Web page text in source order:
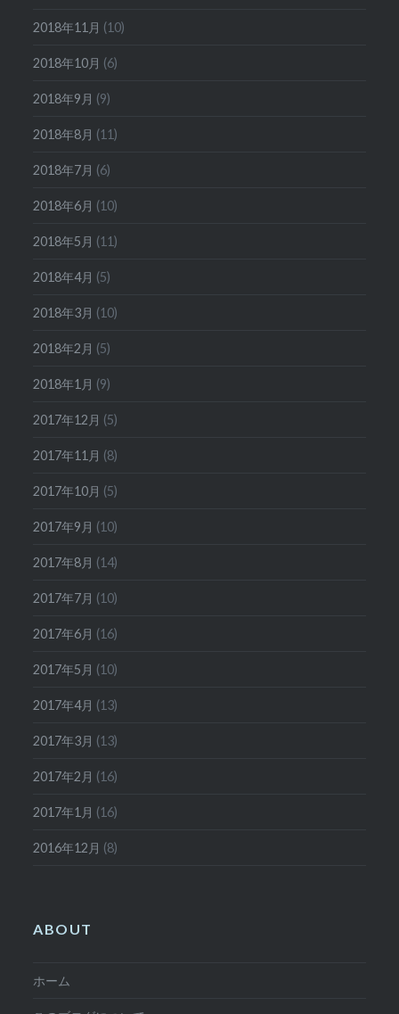
2018年11月 (10)
2018年10月 (6)
2018年9月 (9)
2018年8月 (11)
2018年7月 (6)
2018年6月 (10)
2018年5月 (11)
2018年4月 (5)
2018年3月 (10)
2018年2月 (5)
2018年1月 (9)
2017年12月 (5)
2017年11月 (8)
2017年10月 (5)
2017年9月 (10)
2017年8月 (14)
2017年7月 (10)
2017年6月 (16)
2017年5月 (10)
2017年4月 (13)
2017年3月 (13)
2017年2月 (16)
2017年1月 (16)
2016年12月 (8)
ABOUT
ホーム